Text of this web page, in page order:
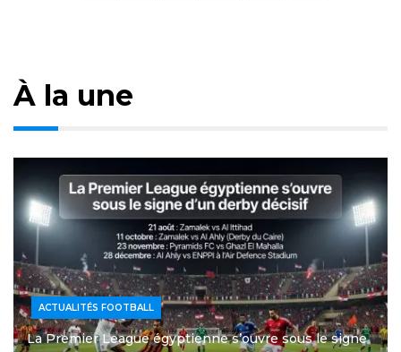
À la une
ACTUALITÉS FOOTBALL
La Premier League égyptienne s’ouvre sous le signe